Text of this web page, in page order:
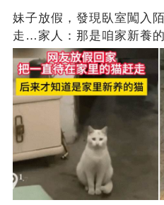
妹子放假，發現臥室闖入
走…家人：那是咱家新養的